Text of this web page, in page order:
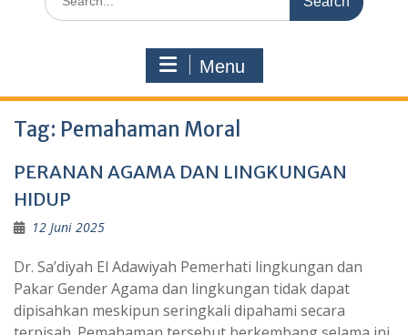
for:
Menu
Tag: Pemahaman Moral
PERANAN AGAMA DAN LINGKUNGAN
HIDUP
12 Juni 2025
Dr. Sa’diyah El Adawiyah Pemerhati lingkungan dan
Pakar Gender Agama dan lingkungan tidak dapat
dipisahkan meskipun seringkali dipahami secara